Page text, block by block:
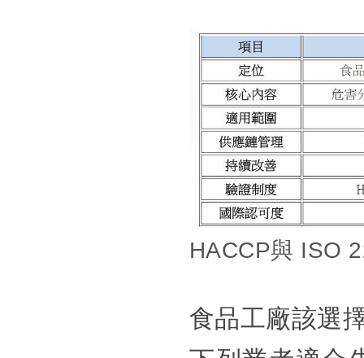
HACCP與 ISO
食品工廠該選